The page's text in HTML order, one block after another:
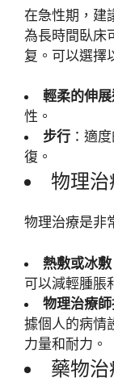
在急性期，建
為長時間臥床
复。可以選擇
輕柔的伸
性。
步行 ：適
復。
物理治
物理治療是非
熱敷或冰敷
可以減輕腫脹
物理治療
據個人的病情
力量和耐力。
藥物治